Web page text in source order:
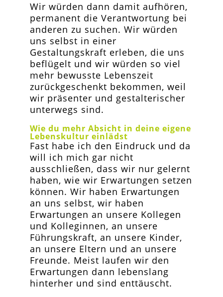
Wir würden dann damit aufhören,
permanent die Verantwortung bei
anderen zu suchen. Wir würden
uns selbst in einer
Gestaltungskraft erleben, die uns
beflügelt und wir würden so viel
mehr bewusste Lebenszeit
zurückgeschenkt bekommen, weil
wir präsenter und gestalterischer
unterwegs sind.
Wie du mehr Absicht in deine eigene
Lebenskultur einlädst
Fast habe ich den Eindruck und da
will ich mich gar nicht
ausschließen, dass wir nur gelernt
haben, wie wir Erwartungen setzen
können. Wir haben Erwartungen
an uns selbst, wir haben
Erwartungen an unsere Kollegen
und Kolleginnen, an unsere
Führungskraft, an unsere Kinder,
an unsere Eltern und an unsere
Freunde. Meist laufen wir den
Erwartungen dann lebenslang
hinterher und sind enttäuscht.